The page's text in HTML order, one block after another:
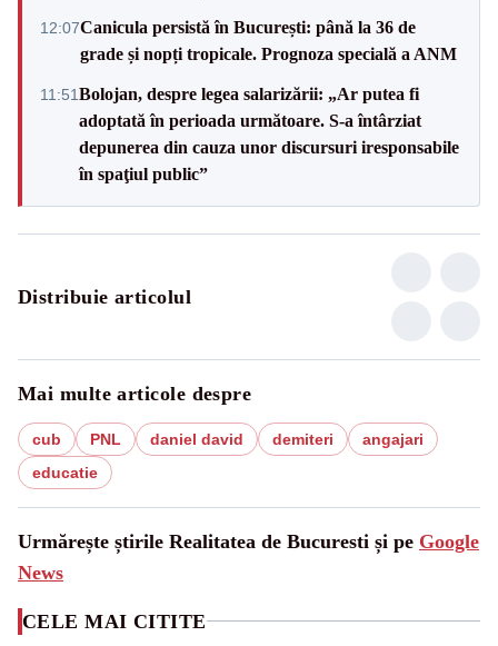
12:07Canicula persistă în București: până la 36 de
grade și nopți tropicale. Prognoza specială a ANM
11:51Bolojan, despre legea salarizării: „Ar putea fi
adoptată în perioada următoare. S-a întârziat
depunerea din cauza unor discursuri iresponsabile
în spaţiul public”
Distribuie articolul
Mai multe articole despre
cub PNL daniel david demiteri
angajari
educatie
Urmărește știrile Realitatea de Bucuresti și pe Google
News
CELE MAI CITITE